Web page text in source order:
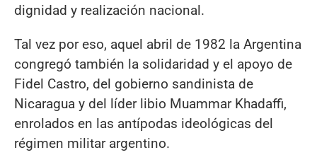
dignidad y realización nacional.
Tal vez por eso, aquel abril de 1982 la Argentina
congregó también la solidaridad y el apoyo de
Fidel Castro, del gobierno sandinista de
Nicaragua y del líder libio Muammar Khadaffi,
enrolados en las antípodas ideológicas del
régimen militar argentino.